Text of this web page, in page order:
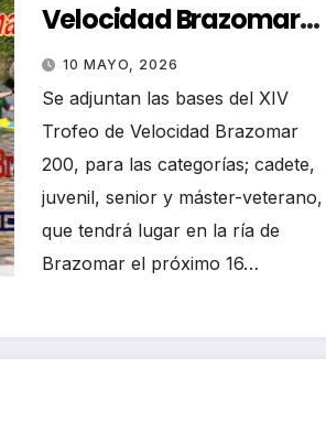
Velocidad Brazomar
20010 MAYO, 2026
Se adjuntan las bases del XIV
Trofeo de Velocidad Brazomar
200, para las categorías; cadete,
juvenil, senior y máster-veterano,
que tendrá lugar en la ría de
Brazomar el próximo 16…